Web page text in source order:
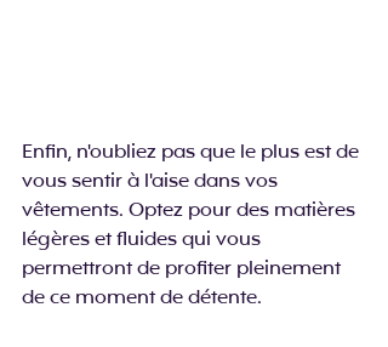
Enfin, n'oubliez pas que le plus est de
vous sentir à l'aise dans vos
vêtements. Optez pour des matières
légères et fluides qui vous
permettront de profiter pleinement
de ce moment de détente.